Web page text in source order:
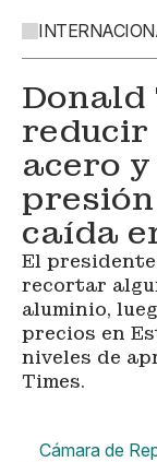
Donald
reducir
acero
caída
El
recortar
aluminio,
precios en
niveles de
Times.
Cámara de